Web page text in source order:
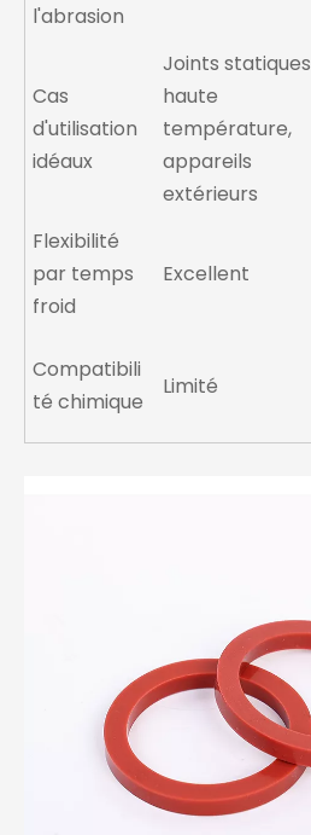
l'abrasion
Cas
d'utilisation
idéaux
Joints statiques
haute
température,
appareils
extérieurs
Flexibilité
par temps
froid
Excellent
Compatibili
té chimique
Limité